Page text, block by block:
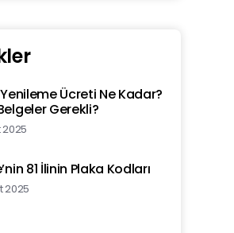
Ücreti Ne Kadar?
Gerekli?
2025
81 İlinin Plaka Kodları
2025